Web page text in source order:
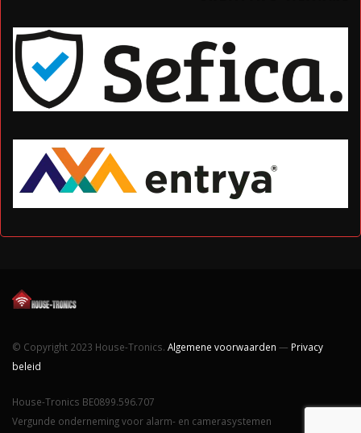
© Copyright 2023 House-Tronics. Algemene voorwaarden — Privacy
beleid
House-Tronics BE0899.596.707
Vergunde onderneming voor alarm- en camerasystemen